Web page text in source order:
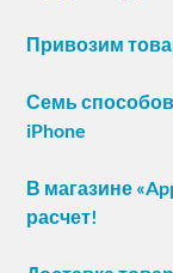
Привозим
Семь
iPhone
В магазине
расчет!